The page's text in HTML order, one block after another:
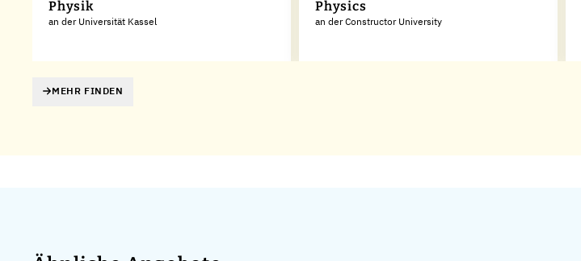
Physik
an der Universität Kassel
Physics
an der Constructor University
MEHR FINDEN